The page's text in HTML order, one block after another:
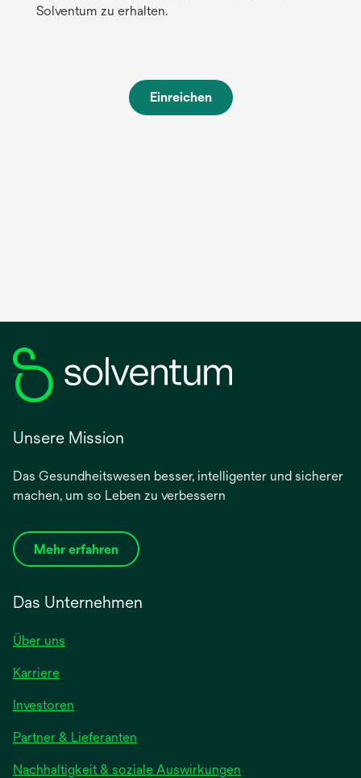
Solventum zu erhalten.
Einreichen
Unsere Mission
Das Gesundheitswesen besser, intelligenter und sicherer
machen, um so Leben zu verbessern
Mehr erfahren
Das Unternehmen
Über uns
Karriere
Investoren
Partner & Lieferanten
Nachhaltigkeit & soziale Auswirkungen